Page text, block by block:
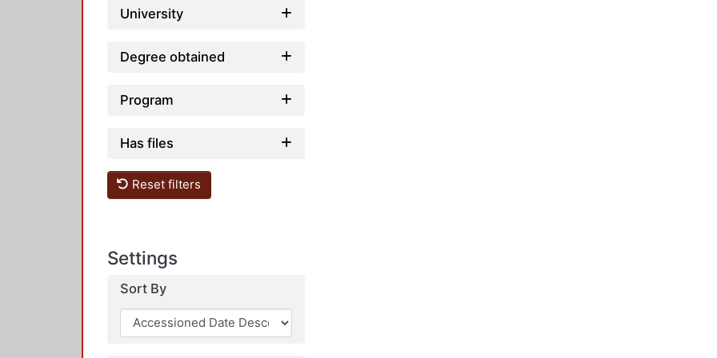
University
Degree obtained
Program
Has files
Reset filters
Settings
Sort By